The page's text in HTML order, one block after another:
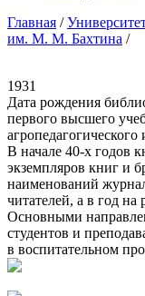
Главная /
им. М. М. Бахтина /
1931
Дата рождения
первого высшего
агропедагогического
В начале 40-х годов
экземпляров книг и
наименований
читателей, а в год на
Основными
студентов и
в воспитательном